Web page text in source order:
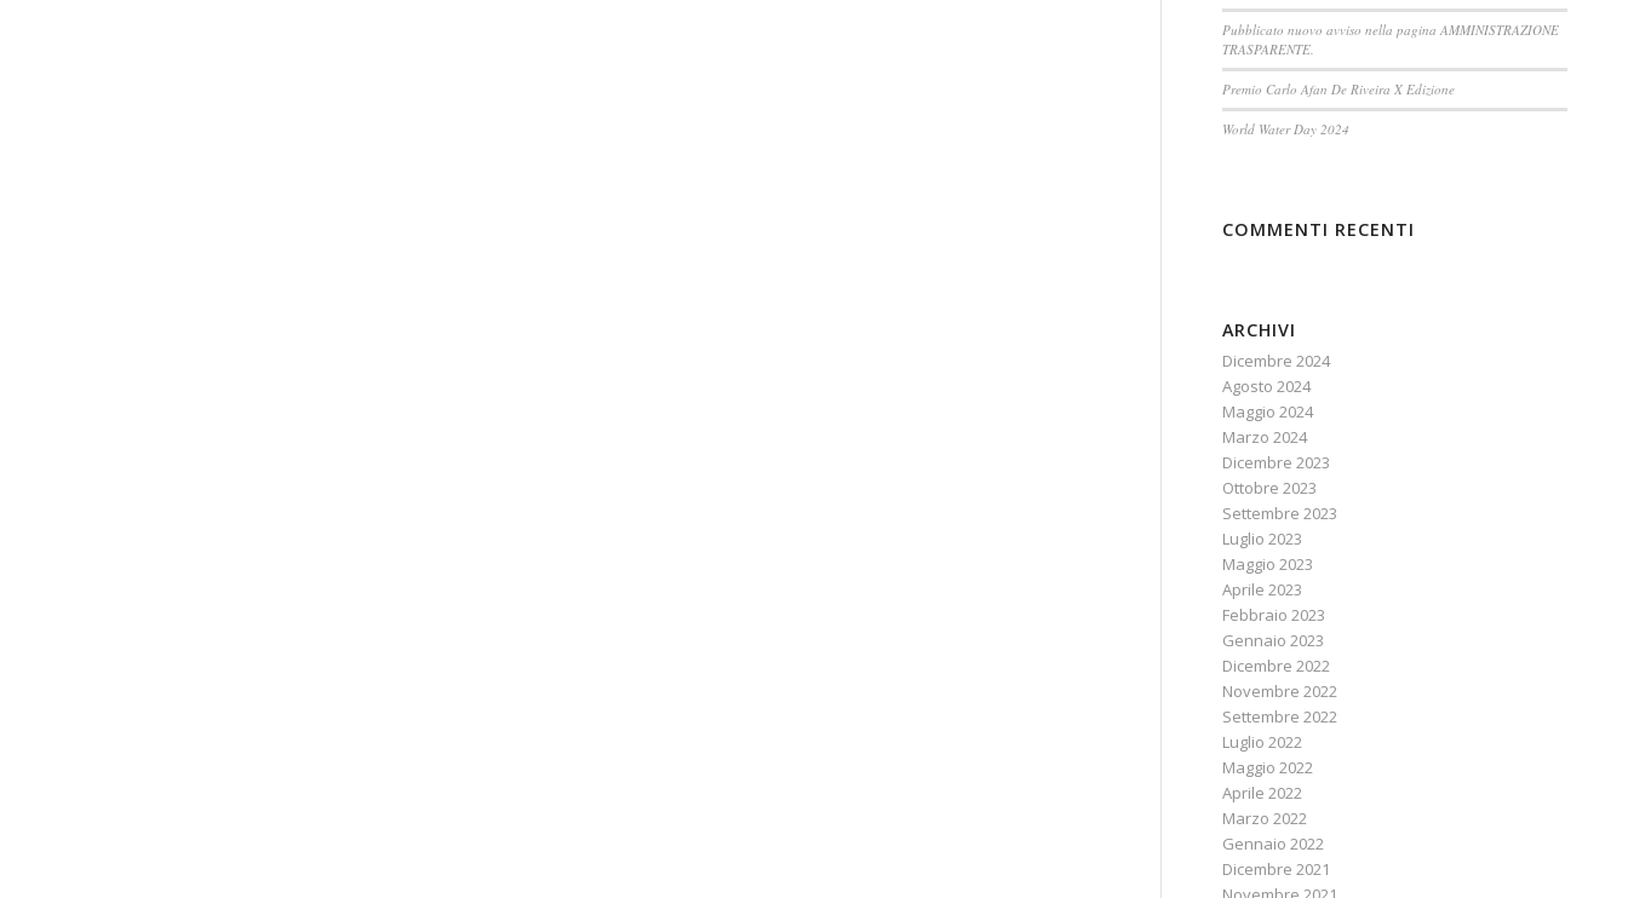
Pubblicato nuovo avviso nella pagina AMMINISTRAZIONE
TRASPARENTE.
Premio Carlo Afan De Riveira X Edizione
World Water Day 2024
COMMENTI RECENTI
ARCHIVI
Dicembre 2024
Agosto 2024
Maggio 2024
Marzo 2024
Dicembre 2023
Ottobre 2023
Settembre 2023
Luglio 2023
Maggio 2023
Aprile 2023
Febbraio 2023
Gennaio 2023
Dicembre 2022
Novembre 2022
Settembre 2022
Luglio 2022
Maggio 2022
Aprile 2022
Marzo 2022
Gennaio 2022
Dicembre 2021